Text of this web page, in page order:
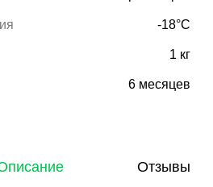
-18°С
1 кг
6 месяцев
Отзывы